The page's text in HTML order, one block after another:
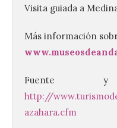
Visita guiada a
Más información
Fuente
http://
azahara.cfm
de
Europea ha actualizado
marco único
Despega el